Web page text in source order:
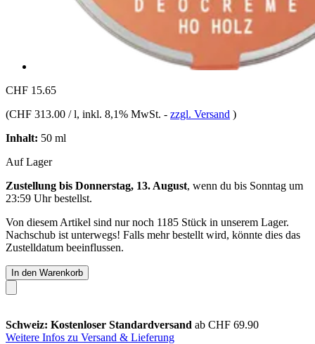
CHF 15.65
(CHF 313.00 / l, inkl. 8,1% MwSt. - zzgl. Versand )
Inhalt: 50 ml
Auf Lager
Zustellung bis Donnerstag, 13. August, wenn du bis Sonntag um
23:59 Uhrbestellst.
Von diesem Artikel sind nur noch 1185 Stück in unserem Lager.
Nachschub ist unterwegs! Falls mehr bestellt wird, könnte dies das
Zustelldatum beeinflussen.
In den Warenkorb
Schweiz: Kostenloser Standardversand ab CHF 69.90
Weitere Infos zu Versand & Lieferung